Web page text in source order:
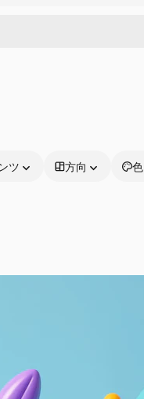
ツ 方向 色
プラ
理
Spaces